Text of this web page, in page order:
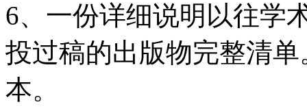
6、一份详细说明以往学
投过稿的出版物完整清
本。